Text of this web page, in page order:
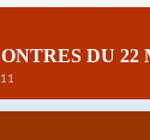
DU 22